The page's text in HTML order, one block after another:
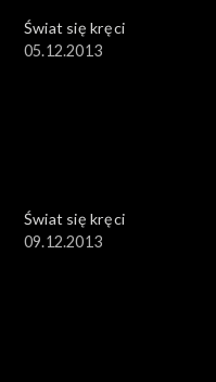
Świat się kręci
05.12.2013
Świat się kręci
09.12.2013